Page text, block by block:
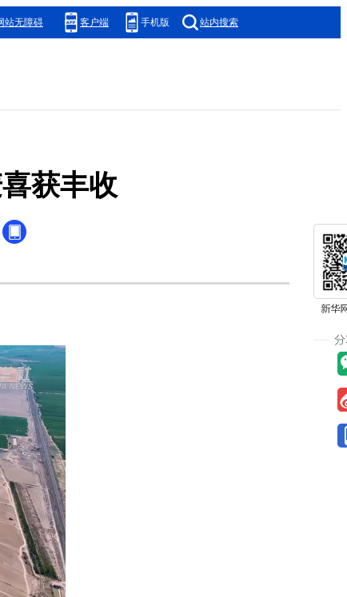
站无障碍 客户端 手机版 站内搜索
获丰收